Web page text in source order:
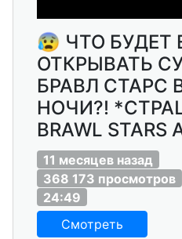
😰 ЧТО БУДЕТ
ОТКРЫВАТЬ
БРАВЛ СТАРС
НОЧИ?!
BRAWL STARS
11 месяцев назад
368 173 просмотров
24:49
Смотреть